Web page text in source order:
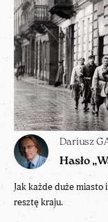
Dariusz
Hasło
Jak każde duże
resztę kraju.